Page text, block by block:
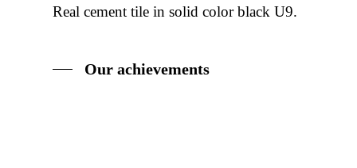
Real cement tile in solid color black U9.
Our achievements